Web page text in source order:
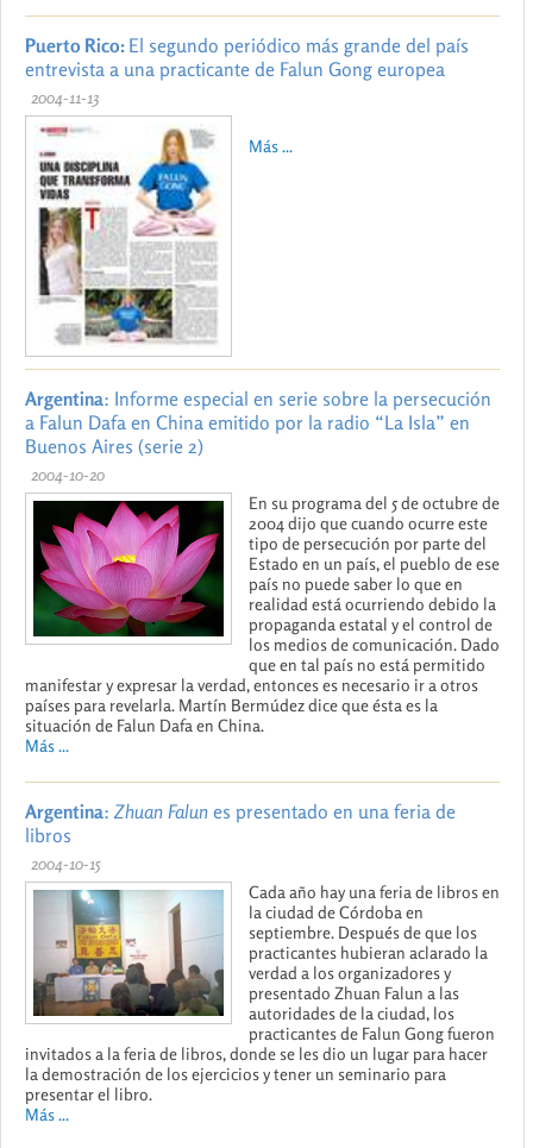
Puerto Rico: El segundo periódico más grande del país
entrevista a una practicante de Falun Gong europea
2004-11-13
Más ...
Argentina: Informe especial en serie sobre la persecución
a Falun Dafa en China emitido por la radio “La Isla” en
Buenos Aires (serie 2)
2004-10-20
En su programa del 5 de octubre de
2004 dijo que cuando ocurre este
tipo de persecución por parte del
Estado en un país, el pueblo de ese
país no puede saber lo que en
realidad está ocurriendo debido la
propaganda estatal y el control de
los medios de comunicación. Dado
que en tal país no está permitido
manifestar y expresar la verdad, entonces es necesario ir a otros
países para revelarla. Martín Bermúdez dice que ésta es la
situación de Falun Dafa en China.
Más ...
Argentina: Zhuan Falun es presentado en una feria de
libros
2004-10-15
Cada año hay una feria de libros en
la ciudad de Córdoba en
septiembre. Después de que los
practicantes hubieran aclarado la
verdad a los organizadores y
presentado Zhuan Falun a las
autoridades de la ciudad, los
practicantes de Falun Gong fueron
invitados a la feria de libros, donde se les dio un lugar para hacer
la demostración de los ejercicios y tener un seminario para
presentar el libro.
Más ...